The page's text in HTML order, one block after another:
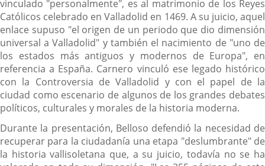
vinculado "personalmente", es al matrimonio de los Reyes
Católicos celebrado en Valladolid en 1469. A su juicio, aquel
enlace supuso "el origen de un periodo que dio dimensión
universal a Valladolid" y también el nacimiento de "uno de
los estados más antiguos y modernos de Europa", en
referencia a España. Carnero vinculó ese legado histórico
con la Controversia de Valladolid y con el papel de la
ciudad como escenario de algunos de los grandes debates
políticos, culturales y morales de la historia moderna.
Durante la presentación, Belloso defendió la necesidad de
recuperar para la ciudadanía una etapa "deslumbrante" de
la historia vallisoletana que, a su juicio, todavía no se ha